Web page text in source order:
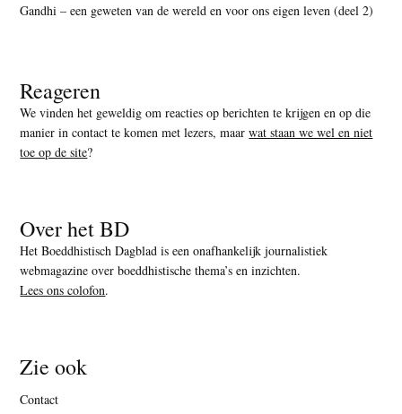
Gandhi – een geweten van de wereld en voor ons eigen leven (deel 2)
Reageren
We vinden het geweldig om reacties op berichten te krijgen en op die
manier in contact te komen met lezers, maarwat staan we wel en niet
toe op de site?
Over het BD
Het Boeddhistisch Dagblad is een onafhankelijk journalistiek
webmagazine over boeddhistische thema’s en inzichten.
Lees ons colofon.
Zie ook
Contact